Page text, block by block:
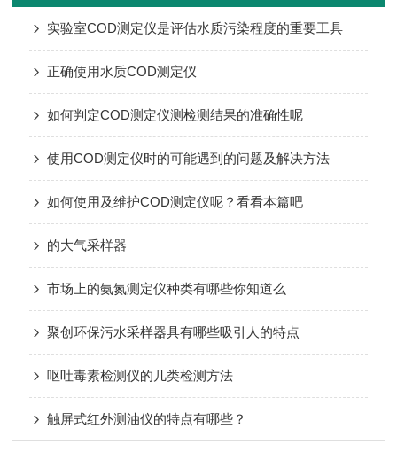
实验室COD测定仪是评估水质污染程度的重要工具
正确使用水质COD测定仪
如何判定COD测定仪测检测结果的准确性呢
使用COD测定仪时的可能遇到的问题及解决方法
如何使用及维护COD测定仪呢？看看本篇吧
的大气采样器
市场上的氨氮测定仪种类有哪些你知道么
聚创环保污水采样器具有哪些吸引人的特点
呕吐毒素检测仪的几类检测方法
触屏式红外测油仪的特点有哪些？